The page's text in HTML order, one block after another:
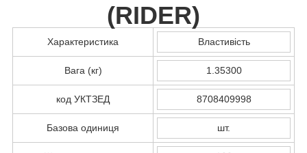
(RIDER)
Характеристика Властивість
Вага (кг) 1.35300
код УКТЗЕД 8708409998
Базова одиниця шт.